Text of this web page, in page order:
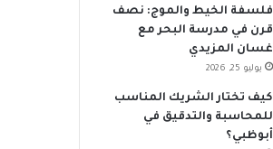
فلسفة الخيط والموج: نصف
قرن في مدرسة البحر مع
غسان المزيدي
يوليو 25, 2026
كيف تختار الشريك المناسب
للمحاسبة والتدقيق في
أبوظبي؟